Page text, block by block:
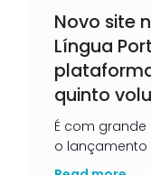
Novo site
Língua
quinto
É com
o lançamento